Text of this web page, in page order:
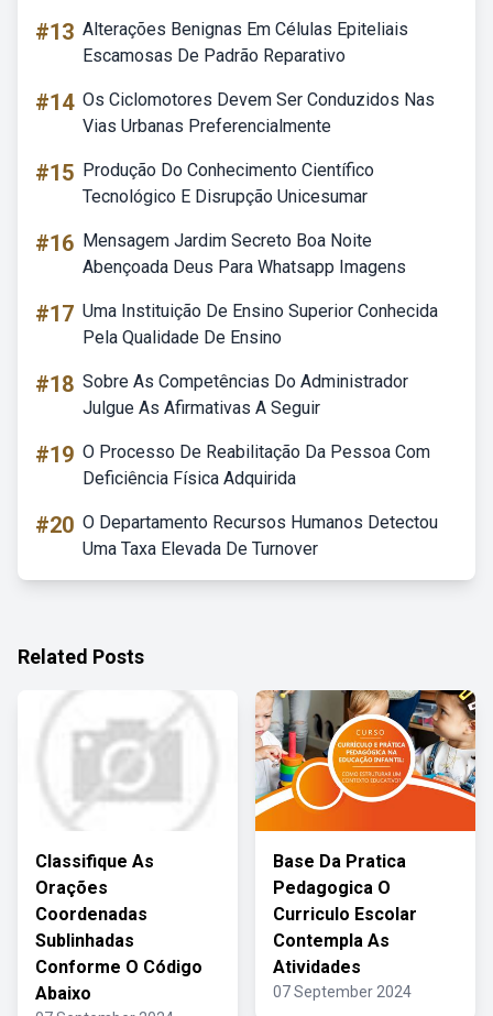
#13 Alterações Benignas Em Células Epiteliais
Escamosas De Padrão Reparativo
#14 Os Ciclomotores Devem Ser Conduzidos Nas
Vias Urbanas Preferencialmente
#15 Produção Do Conhecimento Científico
Tecnológico E Disrupção Unicesumar
#16 Mensagem Jardim Secreto Boa Noite
Abençoada Deus Para Whatsapp Imagens
#17 Uma Instituição De Ensino Superior Conhecida
Pela Qualidade De Ensino
#18 Sobre As Competências Do Administrador
Julgue As Afirmativas A Seguir
#19 O Processo De Reabilitação Da Pessoa Com
Deficiência Física Adquirida
#20 O Departamento Recursos Humanos Detectou
Uma Taxa Elevada De Turnover
Related Posts
Classifique As
Orações
Coordenadas
Sublinhadas
Conforme O Código
Abaixo
Base Da Pratica
Pedagogica O
Curriculo Escolar
Contempla As
Atividades
07 September 2024